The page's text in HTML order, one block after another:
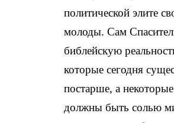
политической элите
молоды. Сам
библейскую
которые сегодня
постарше, а
должны быть солью